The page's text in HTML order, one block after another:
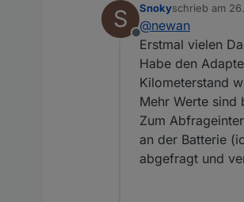
Ich
Pre-
https://
Freue
S
Offline
Snokyschrieb am
zuletzt editiert
@newan
Erstmal vielen
Habe den
Kilometerstand
Mehr Werte sind
Zum
an der Batterie
abgefragt und